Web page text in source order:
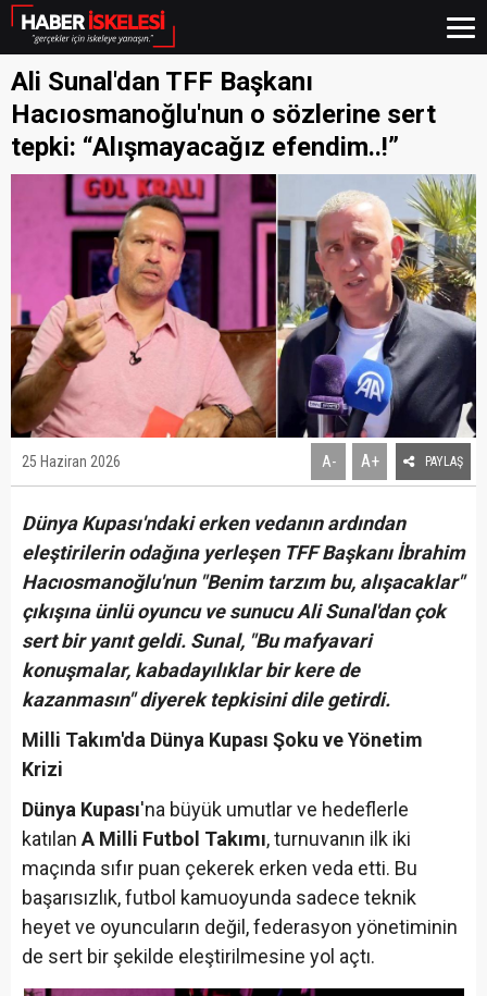
Ali Sunal'dan TFF Başkanı
Hacıosmanoğlu'nun o sözlerine sert
tepki: “Alışmayacağız efendim..!”
25 Haziran 2026 A- A+ PAYLAŞ
Dünya Kupası'ndaki erken vedanın ardından
eleştirilerin odağına yerleşen TFF Başkanı İbrahim
Hacıosmanoğlu'nun "Benim tarzım bu, alışacaklar"
çıkışına ünlü oyuncu ve sunucu Ali Sunal'dan çok
sert bir yanıt geldi. Sunal, "Bu mafyavari
konuşmalar, kabadayılıklar bir kere de
kazanmasın" diyerek tepkisini dile getirdi.
Milli Takım'da Dünya Kupası Şoku ve Yönetim
Krizi
Dünya Kupası'na büyük umutlar ve hedeflerle
katılan A Milli Futbol Takımı, turnuvanın ilk iki
maçında sıfır puan çekerek erken veda etti. Bu
başarısızlık, futbol kamuoyunda sadece teknik
heyet ve oyuncuların değil, federasyon yönetiminin
de sert bir şekilde eleştirilmesine yol açtı.